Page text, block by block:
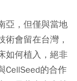
亞，但僅與當地
會留在台灣，
如何植入，絕非
CellSeed的合作